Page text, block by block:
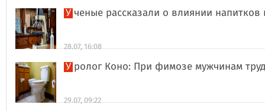
Ученые рассказали о влиянии
28.07, 16:08
Уролог Коно: При фимозе мужчинам
29.07, 09:22